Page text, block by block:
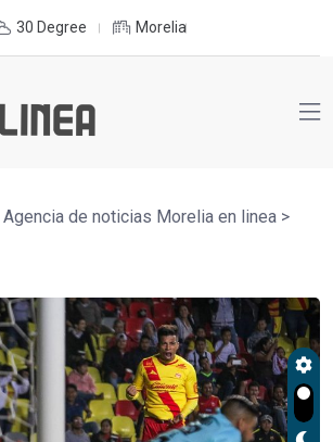
30 Degree Morelia
Agencia de noticias Morelia en linea >